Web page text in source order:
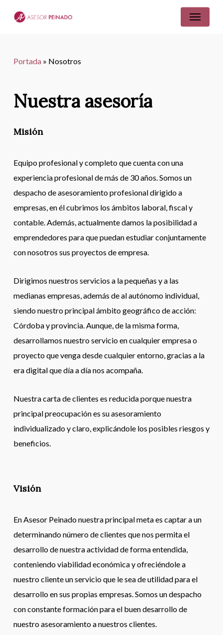
Menu
Portada» Nosotros
Nuestra asesoría
Misión
Equipo profesional y completo que cuenta con una
experiencia profesional de más de 30 años. Somos un
despacho de asesoramiento profesional dirigido a
empresas, en él cubrimos los ámbitos laboral, fiscal y
contable. Además, actualmente damos la posibilidad a
emprendedores para que puedan estudiar conjuntamente
con nosotros sus proyectos de empresa.
Dirigimos nuestros servicios a la pequeñas y a las
medianas empresas, además de al autónomo individual,
siendo nuestro principal ámbito geográfico de acción:
Córdoba y provincia. Aunque, de la misma forma,
desarrollamos nuestro servicio en cualquier empresa o
proyecto que venga desde cualquier entorno, gracias a la
era digital que día a día nos acompaña.
Nuestra carta de clientes es reducida porque nuestra
principal preocupación es su asesoramiento
individualizado y claro, explicándole los posibles riesgos y
beneficios.
Visión
En Asesor Peinado nuestra principal meta es captar a un
determinando número de clientes que nos permita el
desarrollo de nuestra actividad de forma entendida,
conteniendo viabilidad económica y ofreciéndole a
nuestro cliente un servicio que le sea de utilidad para el
desarrollo en sus propias empresas. Somos un despacho
con constante formación para el buen desarrollo de
nuestro asesoramiento a nuestros clientes.